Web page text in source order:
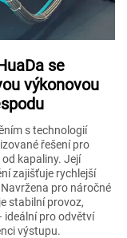
se
výkonovou
s technologií
řešení pro
kapaliny. Její
zajišťuje rychlejší
pro náročné
stabilní provoz,
ideální pro odvětví
výstupu.